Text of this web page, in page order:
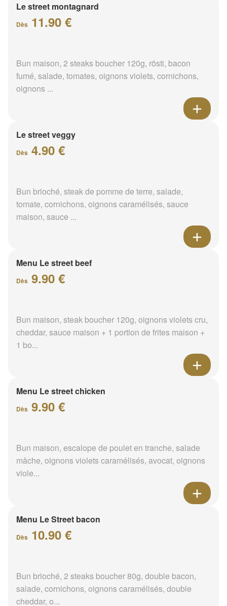
Le street montagnard
Dès 11.90 €
Bun maison, 2 steaks boucher 120g, rösti, bacon
fumé, salade, tomates, oignons violets, cornichons,
oignons ...
Le street veggy
Dès 4.90 €
Bun brioché, steak de pomme de terre, salade,
tomate, cornichons, oignons caramélisés, sauce
maison, sauce ...
Menu Le street beef
Dès 9.90 €
Bun maison, steak boucher 120g, oignons violets cru,
cheddar, sauce maison + 1 portion de frites maison +
1 bo...
Menu Le street chicken
Dès 9.90 €
Bun maison, escalope de poulet en tranche, salade
mâche, oignons violets caramélisés, avocat, oignons
viole...
Menu Le Street bacon
Dès 10.90 €
Bun brioché, 2 steaks boucher 80g, double bacon,
salade, cornichons, oignons caramélisés, double
cheddar, o...